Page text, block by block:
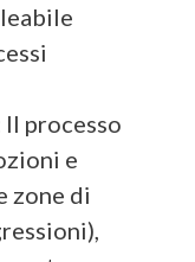
Il processo
e
zone di